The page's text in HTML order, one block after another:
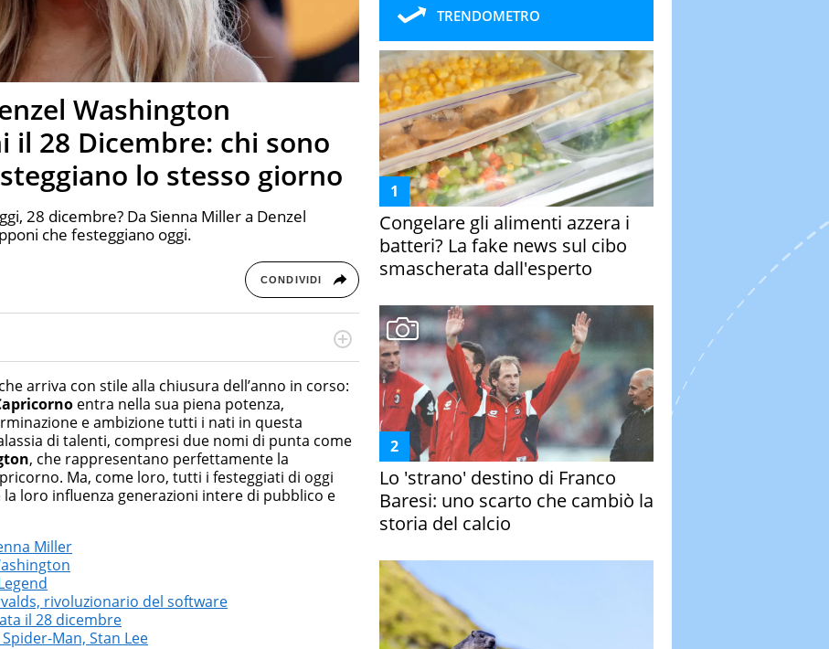
Washington
il 28 Dicembre: chi sono
lo stesso giorno
28 dicembre? Da Sienna Miller a Denzel
che festeggiano oggi.
CONDIVIDI
di integrazione e attivo nel campo della ricerca, in
dell'Associazione Culturale "La Biblioteca del Sannio".
arriva con stile alla chiusura dell’anno in corso:
entra nella sua piena potenza,
e ambizione tutti i nati in questa
di talenti, compresi due nomi di punta come
, che rappresentano perfettamente la
Ma, come loro, tutti i festeggiati di oggi
loro influenza generazioni intere di pubblico e
Miller
rivoluzionario del software
il 28 dicembre
Man, Stan Lee
TRENDOMETRO
Congelare gli alimenti azzera i
batteri? La fake news sul cibo
smascherata dall'esperto
Lo 'strano' destino di Franco
Baresi: uno scarto che cambiò la
storia del calcio